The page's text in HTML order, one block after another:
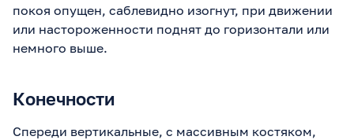
покоя опущен, саблевидно изогнут, при движении
или настороженности поднят до горизонтали или
немного выше.
Конечности
Спереди вертикальные, с массивным костяком,